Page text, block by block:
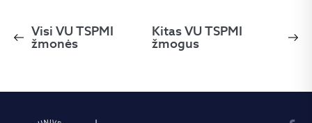
Visi VU TSPMI
žmonės
Kitas VU TSPMI
žmogus